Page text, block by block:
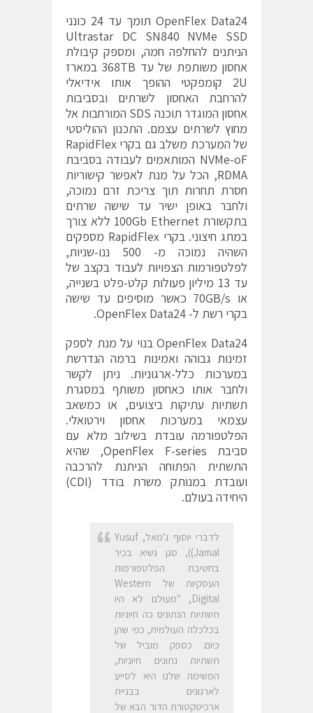
OpenFlex Data24 תומך עד 24 כונני
Ultrastar DC SN840 NVMe SSD
הניתנים להחלפה חמה, ומספק קיבולת
אחסון משותפת של עד 368TB במארז
2U קומפקטי ההופך אותו אידיאלי
להרחבת האחסון לשרתים ובסביבות
אחסון המוגדר תוכנה SDS המורחבות אל
מחוץ לשרתים עצמם. התכנון ההוליסטי
של המערכת משלב גם בקרי RapidFlex
NVMe-oF המותאמים לעבודה בסביבת
RDMA, הכל על מנת לאפשר קישוריות
חסרת תחרות תוך צריכת זרם נמוכה,
ולחבר באופן ישיר עד שישה שרתים
בתקשורת 100Gb Ethernet ללא צורך
במתג חיצוני. בקרי RapidFlex מספקים
השהיה נמוכה מ- 500 ננו-שניות,
לפלטפורמות הצפויות לעבוד בקצב של
עד 13 מיליון פעולות קלט-פלט בשנייה,
או 70GB/s כאשר מוסיפים עד שישה
בקרי רשת ל- OpenFlex Data24.
OpenFlex Data24 בנוי על מנת לספק
זמינות גבוהה ואמינות ברמה הנדרשת
במערכות כלל-ארגוניות. ניתן לקשר
ולחבר אותו כאחסון משותף במסגרת
תשתיות עתיקות ביצועים, או כמשאב
עצמאי במערכות אחסון וירטואלי.
הפלטפורמה עובדת בשילוב מלא עם
סביבת OpenFlex F-series, שהיא
התשתית הפתוחה הניתנת להרכבה
ועובדת במנותק משרת בודד (CDI)
היחידה בעולם.
לדברי יוסוף ג'מאל, Yusuf
Jamal)), סגן נשיא בכיר
בחטיבת הפלטפורמות
העסקיות של Western
Digital, "מעולם לא היו
תשתיות הנתונים כה חיוניות
בכלכלה העולמית, כפי שהן
כיום. כספק מוביל של
תשתיות נתונים חיוניות,
המשימה שלנו היא לסייע
לארגונים בבניית
ארכיטקטורת הדור הבא של